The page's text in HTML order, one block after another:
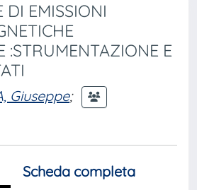
DI EMISSIONI
:STRUMENTAZIONE E
Giuseppe;
Scheda completa